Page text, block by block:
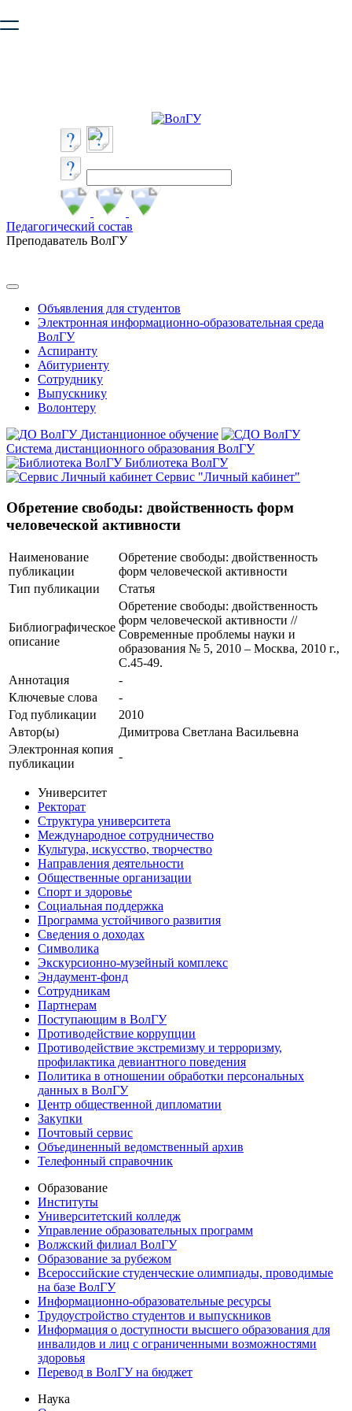
безопасную работу с сайтом. Пожалуйста
Педагогический состав
Преподаватель ВолГУ
Объявления для студентов
Электронная информационно-образовательная среда
ВолГУ
Аспиранту
Абитуриенту
Сотруднику
Выпускнику
Волонтеру
Дистанционное обучение
Система дистанционного образования ВолГУ
Библиотека ВолГУ
Сервис "Личный кабинет"
Обретение свободы: двойственность форм
человеческой активности
Наименование
публикации
Обретение свободы: двойственность
форм человеческой активности
Тип публикации
Статья
Библиографическое
описание
Обретение свободы: двойственность
форм человеческой активности //
Современные проблемы науки и
образования № 5, 2010 – Москва, 2010 г.,
С.45-49.
Аннотация
-
Ключевые cлова
-
Год публикации
2010
Автор(ы)
Димитрова Светлана Васильевна
Электронная копия
публикации
-
Университет
Ректорат
Структура университета
Международное сотрудничество
Культура, искусство, творчество
Направления деятельности
Общественные организации
Спорт и здоровье
Социальная поддержка
Программа устойчивого развития
Сведения о доходах
Символика
Экскурсионно-музейный комплекс
Эндаумент-фонд
Сотрудникам
Партнерам
Поступающим в ВолГУ
Противодействие коррупции
Противодействие экстремизму и терроризму,
профилактика девиантного поведения
Политика в отношении обработки персональных
данных в ВолГУ
Центр общественной дипломатии
Закупки
Почтовый сервис
Объединенный ведомственный архив
Телефонный справочник
Образование
Институты
Университетский колледж
Управление образовательных программ
Волжский филиал ВолГУ
Образование за рубежом
Всероссийские студенческие олимпиады, проводимые
на базе ВолГУ
Информационно-образовательные ресурсы
Трудоустройство студентов и выпускников
Информация о доступности высшего образования для
инвалидов и лиц с ограниченными возможностями
здоровья
Перевод в ВолГУ на бюджет
Наука